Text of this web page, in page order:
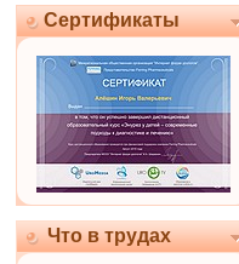
Сертификаты
Что в трудах